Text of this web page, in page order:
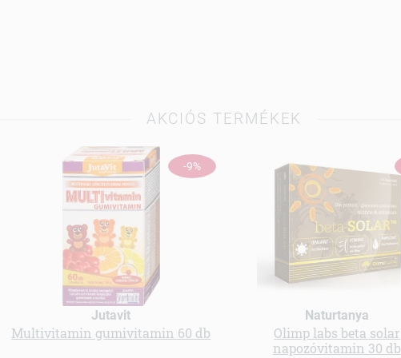
AKCIÓS TERMÉKEK
-9%
Jutavit
Multivitamin gumivitamin 60 db
Naturtanya
Olimp labs beta solar
napozóvitamin 30 db